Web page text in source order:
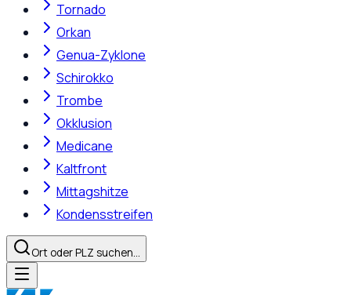
Tornado
Orkan
Genua-Zyklone
Schirokko
Trombe
Okklusion
Medicane
Kaltfront
Mittagshitze
Kondensstreifen
Ort oder PLZ suchen…